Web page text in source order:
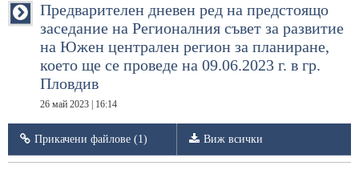
Предварителен дневен ред на предстоящо
заседание на Регионалния съвет за развитие
на Южен централен регион за планиране,
което ще се проведе на 09.06.2023 г. в гр.
Пловдив
26 май 2023 | 16:14
Прикачени файлове (1) Виж всички